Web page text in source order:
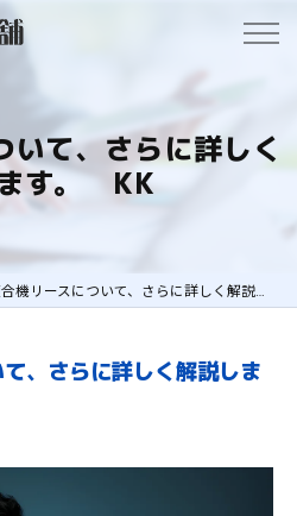
いて、さらに詳しく
す。 KK
機リースについて、さらに詳しく解説します。 KK
、さらに詳しく解説しま